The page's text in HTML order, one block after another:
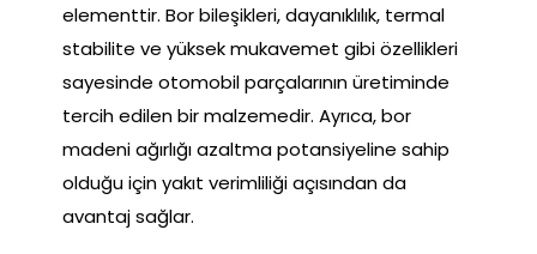
elementtir. Bor bileşikleri, dayanıklılık, termal
stabilite ve yüksek mukavemet gibi özellikleri
sayesinde otomobil parçalarının üretiminde
tercih edilen bir malzemedir. Ayrıca, bor
madeni ağırlığı azaltma potansiyeline sahip
olduğu için yakıt verimliliği açısından da
avantaj sağlar.